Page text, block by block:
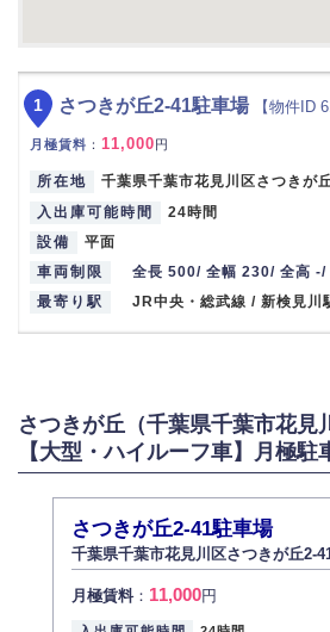
さつきが丘2-41駐車場 【物件ID
月極賃料 ： 11,000円
所在地
千葉県千葉市花見川区さつきが
入出庫可能時間
24時間
設備
平面
車両制限
全長 500/ 全幅 230/ 全高 -/
最寄り駅
JR中央・総武線 / 新検見
1
さつきが丘（千葉県千葉市花見
【大型・ハイルーフ車】月極駐
さつきが丘2-41駐車場
千葉県千葉市花見川区さつきが丘2-
月極賃料： 11,000円